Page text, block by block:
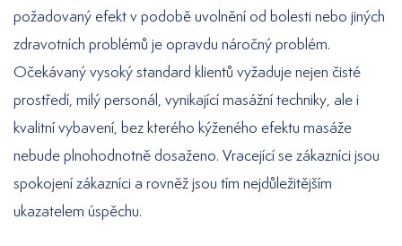
požadovaný efekt v podobě uvolnění od bolesti nebo jiných
zdravotních problémů je opravdu náročný problém.
Očekávaný vysoký standard klientů vyžaduje nejen čisté
prostředí, milý personál, vynikající masážní techniky, ale i
kvalitní vybavení, bez kterého kýženého efektu masáže
nebude plnohodnotně dosaženo. Vracející se zákazníci jsou
spokojení zákazníci a rovněž jsou tím nejdůležitějším
ukazatelem úspěchu.